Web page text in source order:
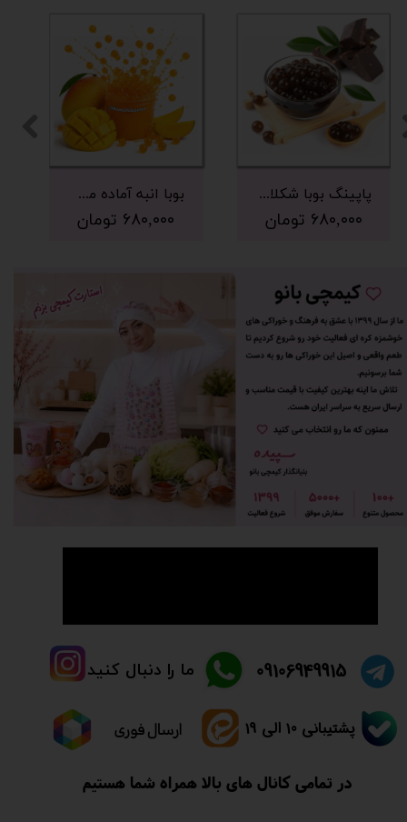
بوبا انبه آماده مصرف 500 گرم
۶۸۰,۰۰۰ تومان
پاپینگ بوبا شکلات 500 گرم
۶۸۰,۰۰۰ تومان
ما را دنبال کنید ​09106949915
ارسال فوری پشتیبانی 10 الی 19
در تمامی کانال های بالا همراه شما هستیم